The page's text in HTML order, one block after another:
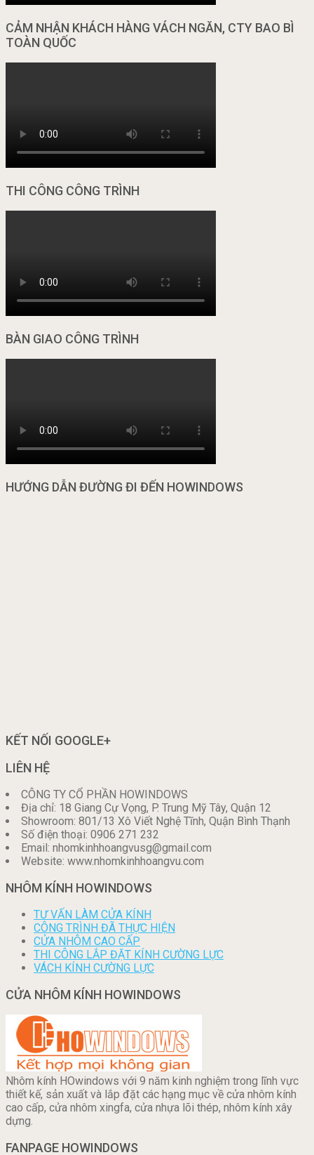
CẢM NHẬN KHÁCH HÀNG VÁCH NGĂN, CTY BAO BÌ
TOÀN QUỐC
THI CÔNG CÔNG TRÌNH
BÀN GIAO CÔNG TRÌNH
HƯỚNG DẪN ĐƯỜNG ĐI ĐẾN HOWINDOWS
KẾT NỐI GOOGLE+
LIÊN HỆ
CÔNG TY CỔ PHẦN HOWINDOWS
Địa chỉ: 18 Giang Cự Vọng, P. Trung Mỹ Tây, Quận 12
Showroom: 801/13 Xô Viết Nghệ Tĩnh, Quận Bình Thạnh
Số điện thoại: 0906 271 232
Email: nhomkinhhoangvusg@gmail.com
Website: www.nhomkinhhoangvu.com
NHÔM KÍNH HOWINDOWS
TƯ VẤN LÀM CỬA KÍNH
CÔNG TRÌNH ĐÃ THỰC HIỆN
CỬA NHÔM CAO CẤP
THI CÔNG LẮP ĐẶT KÍNH CƯỜNG LỰC
VÁCH KÍNH CƯỜNG LỰC
CỬA NHÔM KÍNH HOWINDOWS
Nhôm kính HOwindows với 9 năm kinh nghiệm trong lĩnh vực
thiết kế, sản xuất và lắp đặt các hạng mục về cửa nhôm kính
cao cấp, cửa nhôm xingfa, cửa nhựa lõi thép, nhôm kính xây
dựng.
FANPAGE HOWINDOWS